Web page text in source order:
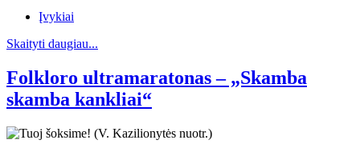
Įvykiai
Skaityti daugiau...
Folkloro ultramaratonas – „Skamba
skamba kankliai“